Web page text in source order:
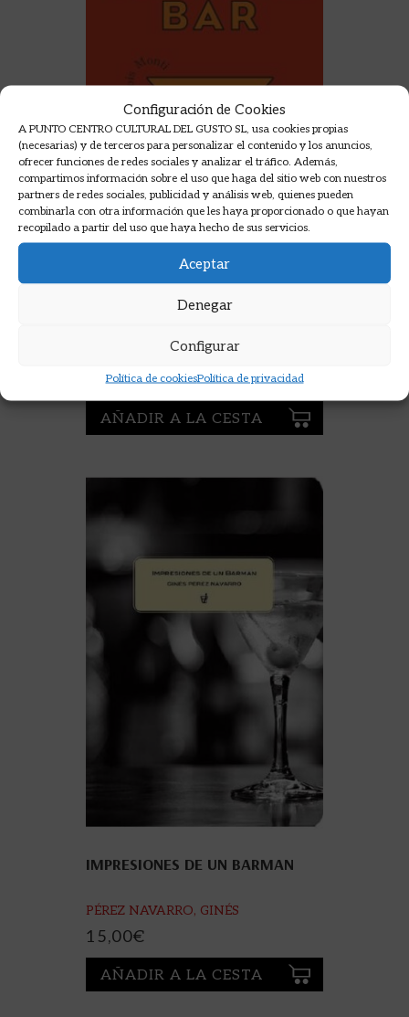
Configuración de Cookies
A PUNTO CENTRO CULTURAL DEL GUSTO SL, usa cookies propias
(necesarias) y de terceros para personalizar el contenido y los anuncios,
ofrecer funciones de redes sociales y analizar el tráfico. Además,
compartimos información sobre el uso que haga del sitio web con nuestros
partners de redes sociales, publicidad y análisis web, quienes pueden
combinarla con otra información que les haya proporcionado o que hayan
recopilado a partir del uso que haya hecho de sus servicios.
Aceptar
Denegar
Configurar
Política de cookiesPolítica de privacidad
MONTI, FRANÇOIS
32,95€
AÑADIR A LA CESTA
IMPRESIONES DE UN BARMAN
PÉREZ NAVARRO, GINÉS
15,00€
AÑADIR A LA CESTA